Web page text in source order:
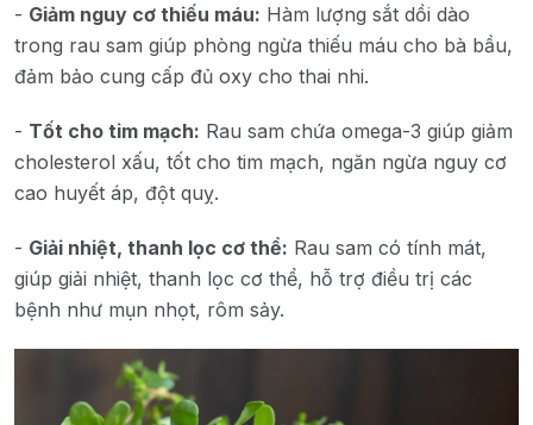
- Giảm nguy cơ thiếu máu: Hàm lượng sắt dồi dào
trong rau sam giúp phòng ngừa thiếu máu cho bà bầu,
đảm bảo cung cấp đủ oxy cho thai nhi.
- Tốt cho tim mạch: Rau sam chứa omega-3 giúp giảm
cholesterol xấu, tốt cho tim mạch, ngăn ngừa nguy cơ
cao huyết áp, đột quỵ.
- Giải nhiệt, thanh lọc cơ thể: Rau sam có tính mát,
giúp giải nhiệt, thanh lọc cơ thể, hỗ trợ điều trị các
bệnh như mụn nhọt, rôm sảy.